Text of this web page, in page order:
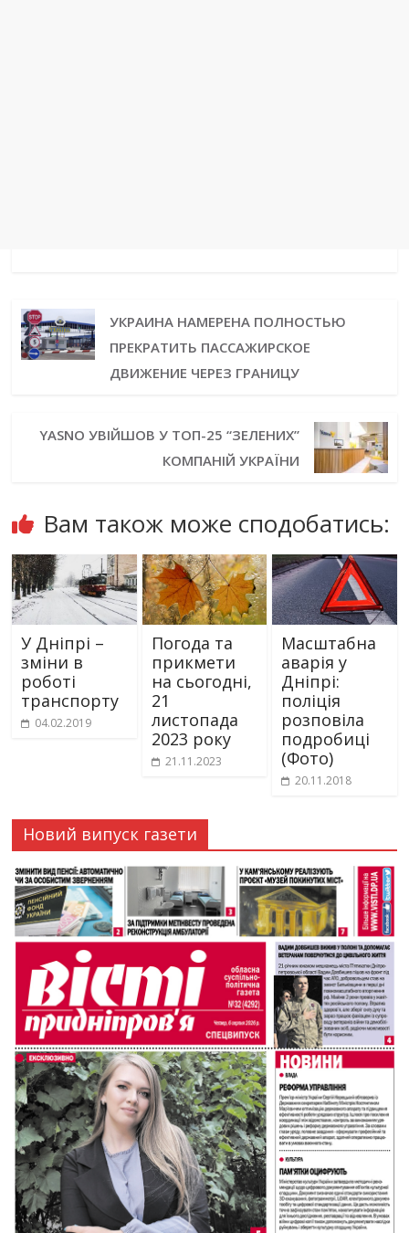
УКРАИНА НАМЕРЕНА ПОЛНОСТЬЮ
ПРЕКРАТИТЬ ПАССАЖИРСКОЕ
ДВИЖЕНИЕ ЧЕРЕЗ ГРАНИЦУ
YASNO УВІЙШОВ У ТОП-25 “ЗЕЛЕНИХ”
КОМПАНІЙ УКРАЇНИ
Вам також може сподобатись:
У Дніпрі –
зміни в
роботі
транспорту
04.02.2019
Погода та
прикмети
на сьогодні,
21
листопада
2023 року
21.11.2023
Масштабна
аварія у
Дніпрі:
поліція
розповіла
подробиці
(Фото)
20.11.2018
Новий випуск газети